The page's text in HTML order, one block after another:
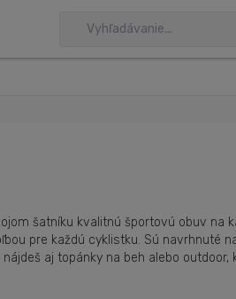
šatníku kvalitnú športovú obuv
pre každú cyklistku. Sú navrhnuté
aj topánky na beh alebo